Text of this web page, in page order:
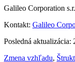
Galileo Corporation
Kontakt: Galileo
Posledná aktualizácia:
Zmena vzhľadu,